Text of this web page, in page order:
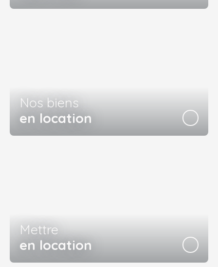
Nos biens
en location
Mettre
en location